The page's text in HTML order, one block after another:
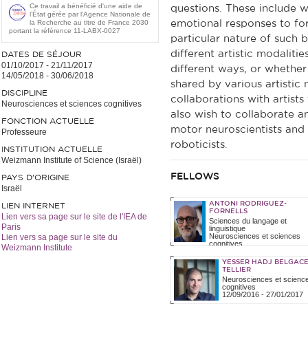
Ce travail a bénéficié d'une aide de
l’État gérée par l'Agence Nationale de
la Recherche au titre de France 2030
portant la référence 11-LABX-0027
DATES DE SÉJOUR
01/10/2017 - 21/11/2017
14/05/2018 - 30/06/2018
DISCIPLINE
Neurosciences et sciences cognitives
FONCTION ACTUELLE
Professeure
INSTITUTION ACTUELLE
Weizmann Institute of Science (Israël)
PAYS D'ORIGINE
Israël
LIEN INTERNET
Lien vers sa page sur le site de l'IEA de
Paris
Lien vers sa page sur le site du
Weizmann Institute
questions. These include
emotional responses to
particular nature of such
different artistic
different ways, or
shared by various artistic
collaborations with
also wish to collaborate
motor neuroscientists
roboticists.
FELLOWS
ANTONI RODRIGUEZ-
FORNELLS
Sciences du langage et
linguistique
Neurosciences et sciences
cognitives
YESSER HADJ
TELLIER
Neurosciences et
cognitives
12/09/2016- 27/01/2017